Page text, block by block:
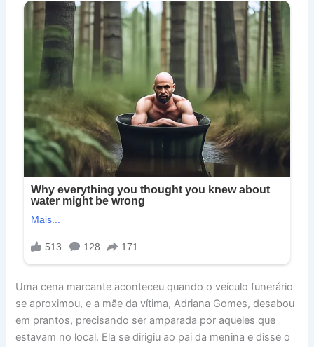
Uma cena marcante aconteceu quando o veículo funerário
se aproximou, e a mãe da vítima, Adriana Gomes, desabou
em prantos, precisando ser amparada por aqueles que
estavam no local. Ela se dirigiu ao pai da menina e disse o